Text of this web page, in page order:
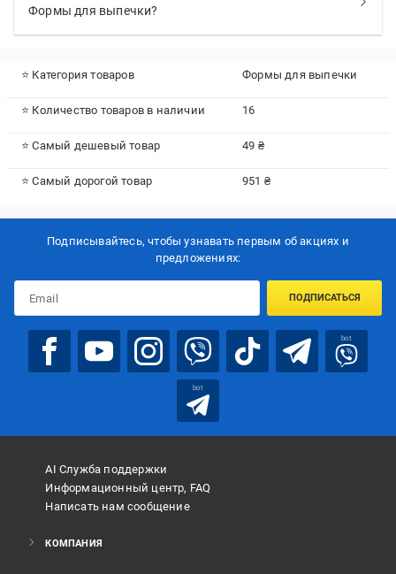
Формы для выпечки?
⭐ Категория товаров Формы для выпечки
⭐ Количество товаров в наличии 16
⭐ Самый дешевый товар 49 ₴
⭐ Самый дорогой товар 951 ₴
Подписывайтесь, чтобы узнавать первым об акцияx и
предложениях:
ПОДПИСАТЬСЯ
bot
bot
AI Служба поддержки
Информационный центр, FAQ
Написать нам сообщение
КОМПАНИЯ